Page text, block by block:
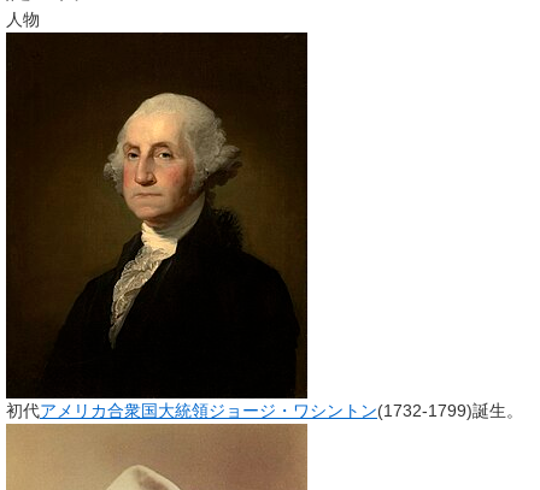
人物
初代アメリカ合衆国大統領ジョージ・ワシントン(1732-1799)誕生。